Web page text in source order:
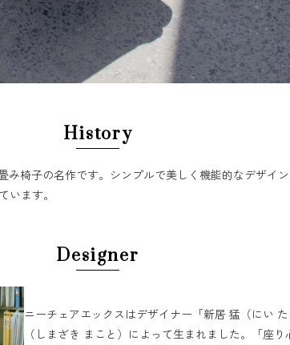
History
み椅子の​名作です。​シンプルで​美しく​機能的な​デザイ
います。​
Designer
ニーチェアエックスは​デザイナー​「新居 猛​（に​い
（しまざき まこと）に​よって​生まれました。​「座